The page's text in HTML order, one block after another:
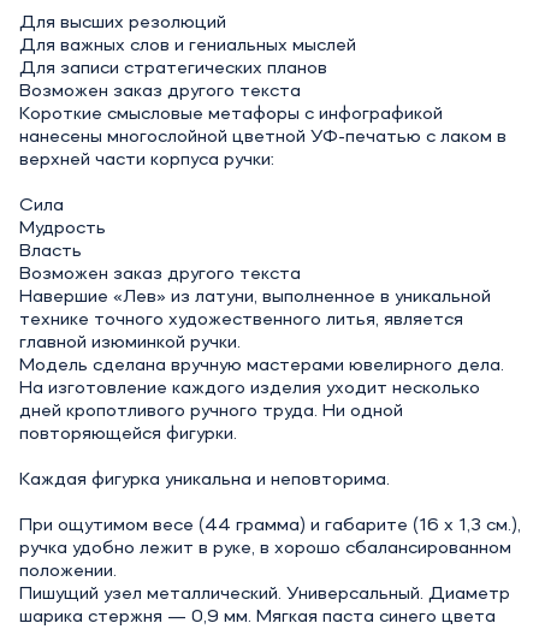
Для высших резолюций
Для важных слов и гениальных мыслей
Для записи стратегических планов
Возможен заказ другого текста
Короткие смысловые метафоры с инфографикой
нанесены многослойной цветной УФ-печатью с лаком в
верхней части корпуса ручки:
Сила
Мудрость
Власть
Возможен заказ другого текста
Навершие «Лев» из латуни, выполненное в уникальной
технике точного художественного литья, является
главной изюминкой ручки.
Модель сделана вручную мастерами ювелирного дела.
На изготовление каждого изделия уходит несколько
дней кропотливого ручного труда. Ни одной
повторяющейся фигурки.
Каждая фигурка уникальна и неповторима.
При ощутимом весе (44 грамма) и габарите (16 х 1,3 см.),
ручка удобно лежит в руке, в хорошо сбалансированном
положении.
Пишущий узел металлический. Универсальный. Диаметр
шарика стержня — 0,9 мм. Мягкая паста синего цвета